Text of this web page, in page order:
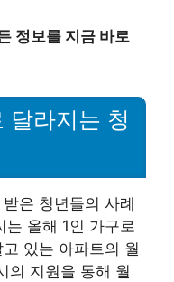
정보를 지금 바로
달라지는 청
은 청년들의 사례
올해 1인 가구로
있는 아파트의 월
의 지원을 통해 월